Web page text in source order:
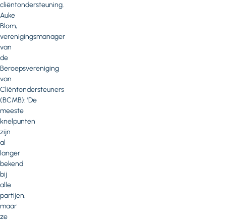
cliëntondersteuning.
Auke
Blom,
verenigingsmanager
van
de
Beroepsvereniging
van
Cliëntondersteuners
(BCMB): 'De
meeste
knelpunten
zijn
al
langer
bekend
bij
alle
partijen,
maar
ze